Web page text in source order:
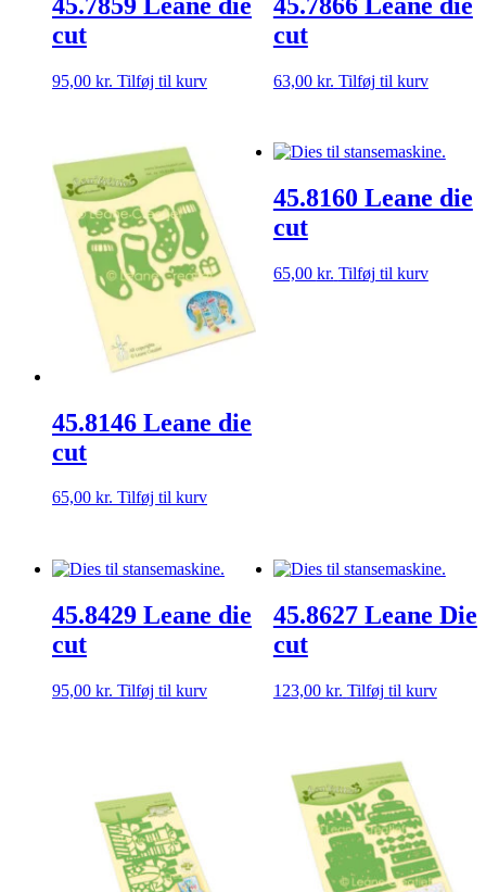
cut
95,00 kr. Tilføj til kurv
cut
63,00 kr. Tilføj til kurv
45.8146 Leane die
cut
65,00 kr. Tilføj til kurv
45.8160 Leane die
cut
65,00 kr. Tilføj til kurv
45.8429 Leane die
cut
95,00 kr. Tilføj til kurv
45.8627 Leane Die
cut
123,00 kr. Tilføj til kurv